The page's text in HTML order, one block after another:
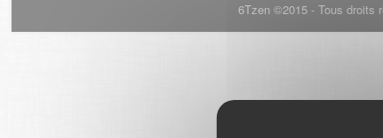
6Tzen ©2015 - Tous droits